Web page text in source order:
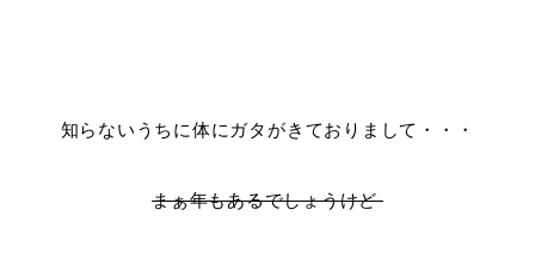
知らないうちに体にガタがきておりまして・・・
まぁ年もあるでしょうけど